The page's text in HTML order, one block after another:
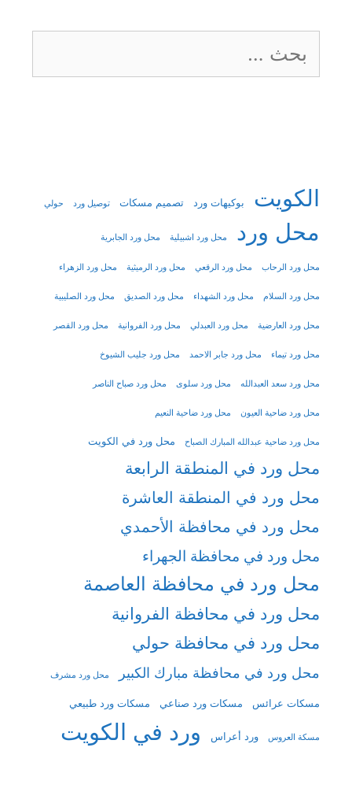
البحث
عن:
الكويت بوكيهات ورد تصميم مسكات توصيل ورد حولي
محل ورد محل ورد اشبيلية محل ورد الجابرية
محل ورد الرحاب محل ورد الرقعي محل ورد الرميثية محل ورد الزهراء
محل ورد السلام محل ورد الشهداء محل ورد الصديق محل ورد الصليبية
محل ورد العارضية محل ورد العبدلي محل ورد الفروانية محل ورد القصر
محل ورد تيماء محل ورد جابر الاحمد محل ورد جليب الشيوخ
محل ورد سعد العبدالله محل ورد سلوى محل ورد صباح الناصر
محل ورد ضاحية العيون محل ورد ضاحية النعيم
محل ورد ضاحية عبدالله المبارك الصباح محل ورد في الكويت
محل ورد في المنطقة الرابعة
محل ورد في المنطقة العاشرة
محل ورد في محافظة الأحمدي
محل ورد في محافظة الجهراء
محل ورد في محافظة العاصمة
محل ورد في محافظة الفروانية
محل ورد في محافظة حولي
محل ورد في محافظة مبارك الكبير محل ورد مشرف
مسكات عرائس مسكات ورد صناعي مسكات ورد طبيعي
مسكة العروس ورد أعراس ورد في الكويت